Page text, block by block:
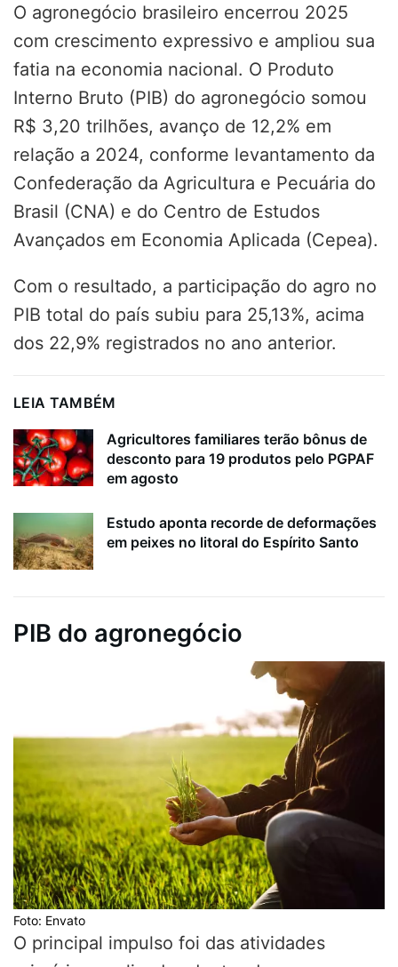
O agronegócio brasileiro encerrou 2025
com crescimento expressivo e ampliou sua
fatia na economia nacional. O Produto
Interno Bruto (PIB) do agronegócio somou
R$ 3,20 trilhões, avanço de 12,2% em
relação a 2024, conforme levantamento da
Confederação da Agricultura e Pecuária do
Brasil (CNA) e do Centro de Estudos
Avançados em Economia Aplicada (Cepea).
Com o resultado, a participação do agro no
PIB total do país subiu para 25,13%, acima
dos 22,9% registrados no ano anterior.
LEIA TAMBÉM
Agricultores familiares terão bônus de
desconto para 19 produtos pelo PGPAF
em agosto
Estudo aponta recorde de deformações
em peixes no litoral do Espírito Santo
PIB do agronegócio
Foto: Envato
O principal impulso foi das atividades